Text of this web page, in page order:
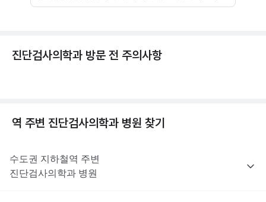
진단검사의학과 방문 전 주의사항
역 주변 진단검사의학과 병원 찾기
수도권 지하철역 주변
진단검사의학과 병원